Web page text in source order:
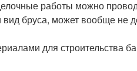
работы можно
бруса, может вообще не
для строительства